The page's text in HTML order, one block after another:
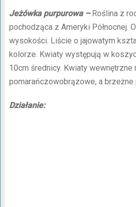
Jeżówka purpurowa –Roślina z
pochodząca z Ameryki Północnej.
wysokości. Liście o jajowatym
kolorze. Kwiaty występują w
10cm średnicy. Kwiaty wewnętrzne
pomarańczowobrązowe, a brzeżne
Działanie: